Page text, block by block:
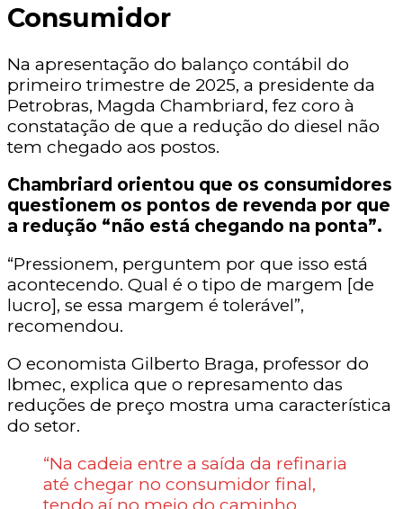
Consumidor
Na apresentação do balanço contábil do
primeiro trimestre de 2025, a presidente da
Petrobras, Magda Chambriard, fez coro à
constatação de que a redução do diesel não
tem chegado aos postos.
Chambriard orientou que os consumidores
questionem os pontos de revenda por que
a redução “não está chegando na ponta”.
“Pressionem, perguntem por que isso está
acontecendo. Qual é o tipo de margem [de
lucro], se essa margem é tolerável”,
recomendou.
O economista Gilberto Braga, professor do
Ibmec, explica que o represamento das
reduções de preço mostra uma característica
do setor.
“Na cadeia entre a saída da refinaria
até chegar no consumidor final,